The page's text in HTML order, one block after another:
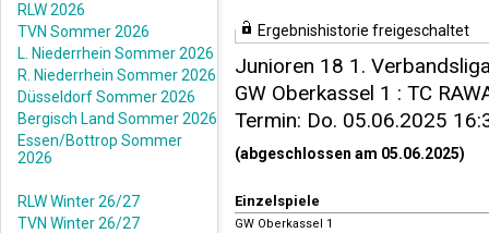
RLW 2026
TVN Sommer 2026
L. Niederrhein Sommer 2026
R. Niederrhein Sommer 2026
Düsseldorf Sommer 2026
Bergisch Land Sommer 2026
Essen/Bottrop Sommer
2026
RLW Winter 26/27
TVN Winter 26/27
Ergebnishistorie freigeschaltet
Junioren 18 1.
GW Oberkassel 1 : TC
Termin: Do. 05.06.2025
(abgeschlossen am 05.06.2025)
Einzelspiele
GW Oberkassel 1